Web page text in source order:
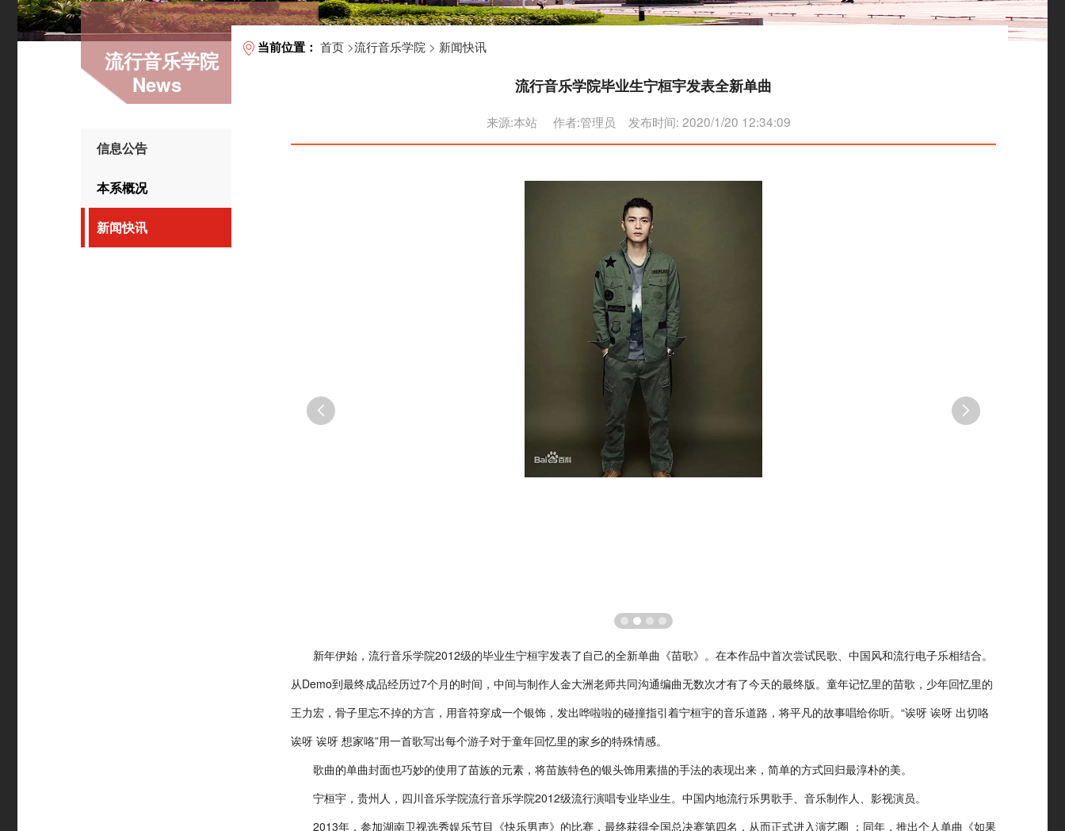
流行音乐学院
News
信息公告
本系概况
新闻快讯
当前位置： 首页 >流行音乐学院 > 新闻快讯
流行音乐学院毕业生宁桓宇发表全新单曲
来源:本站 作者:管理员 发布时间: 2020/1/20 12:34:09
 
新年伊始，流行音乐学院2012级的毕业生宁桓宇发表了自己的全新单曲《苗歌》。在本作品中首次尝试民歌、中国风和流行电子乐相结合。
从Demo到最终成品经历过7个月的时间，中间与制作人金大洲老师共同沟通编曲无数次才有了今天的最终版。童年记忆里的苗歌，少年回忆里的
王力宏，骨子里忘不掉的方言，用音符穿成一个银饰，发出哗啦啦的碰撞指引着宁桓宇的音乐道路，将平凡的故事唱给你听。“诶呀 诶呀 出切咯
诶呀 诶呀 想家咯”用一首歌写出每个游子对于童年回忆里的家乡的特殊情感。
歌曲的单曲封面也巧妙的使用了苗族的元素，将苗族特色的银头饰用素描的手法的表现出来，简单的方式回归最淳朴的美。
宁桓宇，贵州人，四川音乐学院流行音乐学院2012级流行演唱专业毕业生。中国内地流行乐男歌手、音乐制作人、影视演员。
2013年，参加湖南卫视选秀娱乐节目《快乐男声》的比赛，最终获得全国总决赛第四名，从而正式进入演艺圈 ；同年，推出个人单曲《如果